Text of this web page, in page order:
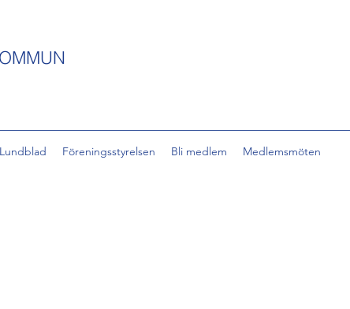
Föreningsstyrelsen Bli medlem Medlemsmöten